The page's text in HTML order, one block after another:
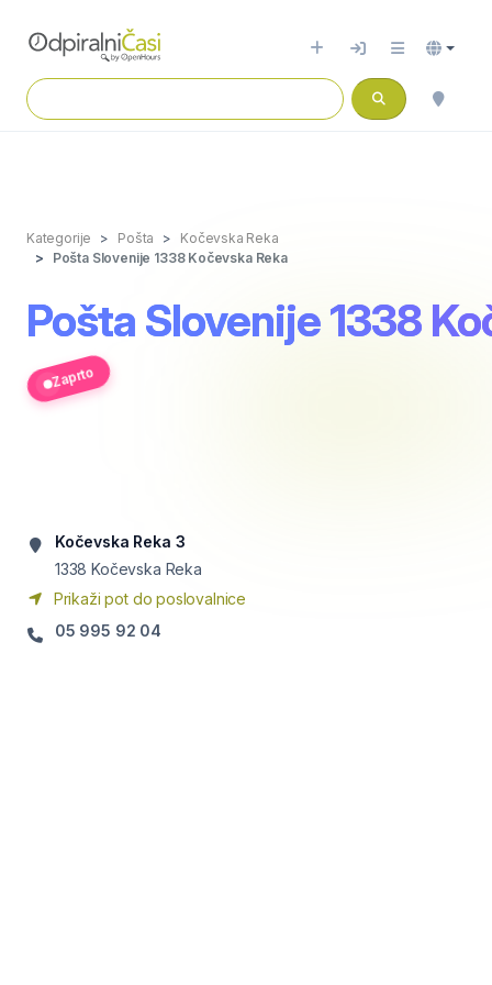
Kategorije Pošta
Kočevska Reka
Pošta Slovenije 1338 Kočevska Reka
Pošta Slovenije 1338
Zaprto
Kočevska Reka 3
1338 Kočevska Reka
Prikaži pot do poslovalnice
05 995 92 04